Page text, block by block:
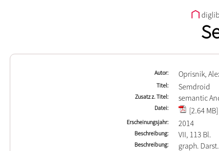
Autor Oprisnik,
Titel Semdroid
Zusatz z. Titel semantic
Datei [2.64 MB]
Erscheinungsjahr 2014
Beschreibung VII, 113 Bl.
Beschreibung graph. Darst.